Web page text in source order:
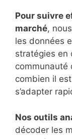
Pour suivre
marché,
les données
stratégies en
communauté
combien il
s’adapter
Nos outils
décoder les